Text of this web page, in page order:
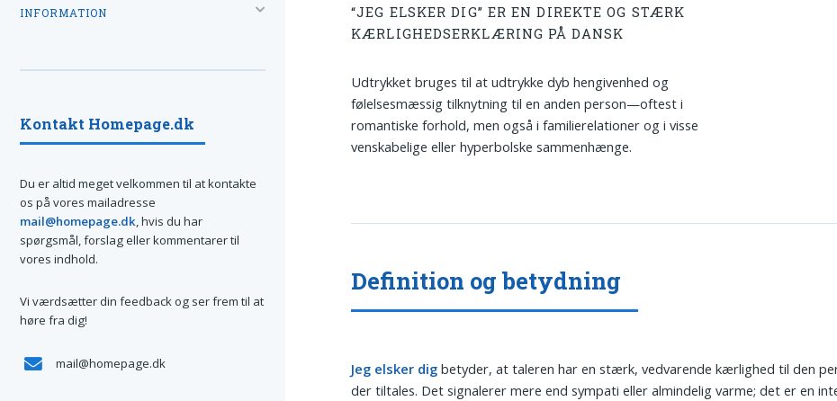
“JEG ELSKER DIG” ER EN DIREKTE OG STÆRK
KÆRLIGHEDSERKLÆRING PÅ DANSK
Udtrykket bruges til at udtrykke dyb hengivenhed og
følelsesmæssig tilknytning til en anden person—oftest i
romantiske forhold, men også i familierelationer og i visse
venskabelige eller hyperbolske sammenhænge.
Definition og betydning
Jeg elsker dig betyder, at taleren har en stærk, vedvarende kærlighed til den
der tiltales. Det signalerer mere end sympati eller almindelig varme; det er en
INFORMATION
Kontakt Homepage.dk
Du er altid meget velkommen til at kontakte
os på vores mailadresse
mail@homepage.dk, hvis du har
spørgsmål, forslag eller kommentarer til
vores indhold.
Vi værdsætter din feedback og ser frem til at
høre fra dig!
mail@homepage.dk